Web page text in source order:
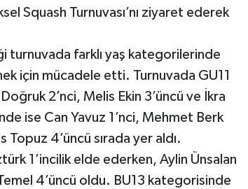
Squash Turnuvası’nı ziyaret ederek
turnuvada farklı yaş kategorilerinde
için mücadele etti. Turnuvada GU11
2’nci, Melis Ekin 3’üncü ve İkra
ise Can Yavuz 1’nci, Mehmet Berk
Topuz 4’üncü sırada yer aldı.
1’incilik elde ederken, Aylin Ünsalan
4’üncü oldu. BU13 kategorisinde